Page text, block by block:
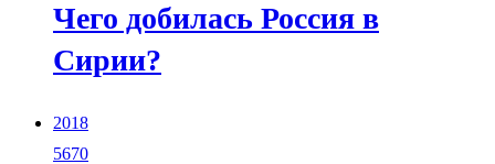
Чего добилась Россия в
Сирии?
2018
5670